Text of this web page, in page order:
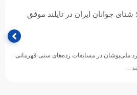
جوانان ایران در تایلند موفق
ملی‌پوشان در مسابقات رده‌های سنی قهرمانی